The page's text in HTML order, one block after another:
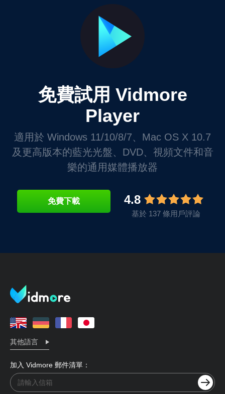
免費試用 Vidmore
Player
適用於 Windows 11/10/8/7、Mac OS X 10.7
及更高版本的藍光光盤、DVD、視頻文件和音
樂的通用媒體播放器
免費下載 4.8
基於 137 條用戶評論
其他語言
加入 Vidmore 郵件清單：